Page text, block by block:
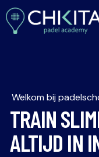
Welkom bij
TRAIN
ALTIJD IN